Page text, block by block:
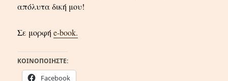
απόλυτα δική μου!
Σε μορφήe-book.
ΚΟΙΝΟΠΟΙΉΣΤΕ:
Facebook